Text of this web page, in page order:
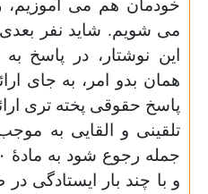
خودمان هم می آموزیم،
می شویم. شاید نفر
این نوشتار، در پاسخ
همان بدو امر، به جای
پاسخ حقوقی پخته تری
تلقینی و القایی به
و با چند بار ایستادگی